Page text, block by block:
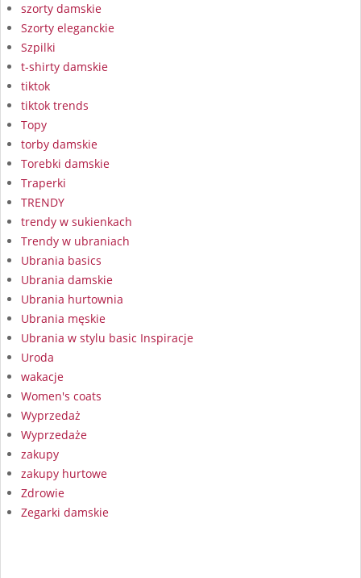
szorty damskie
Szorty eleganckie
Szpilki
t-shirty damskie
tiktok
tiktok trends
Topy
torby damskie
Torebki damskie
Traperki
TRENDY
trendy w sukienkach
Trendy w ubraniach
Ubrania basics
Ubrania damskie
Ubrania hurtownia
Ubrania męskie
Ubrania w stylu basic Inspiracje
Uroda
wakacje
Women's coats
Wyprzedaż
Wyprzedaże
zakupy
zakupy hurtowe
Zdrowie
Zegarki damskie